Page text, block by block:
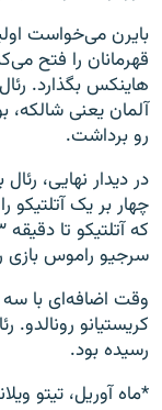
بایرن می‌خواست
قهرمانان را فتح
هاینکس بگذارد.
آلمان یعنی شالکه،
رو برداشت.
در دیدار نهایی،
چهار بر یک
سرجیو راموس بازی
وقت اضافه‌ای با سه
رسیده بود.
*ماه آوریل، تیتو